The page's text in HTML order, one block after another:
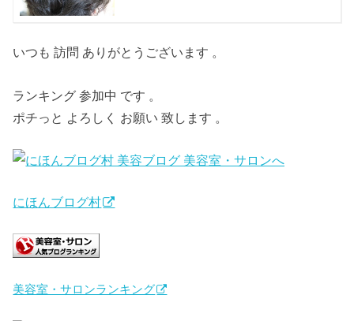
いつも 訪問 ありがとうございます 。
ランキング 参加中 です 。
ポチっと よろしく お願い 致します 。
にほんブログ村
美容室・サロンランキング